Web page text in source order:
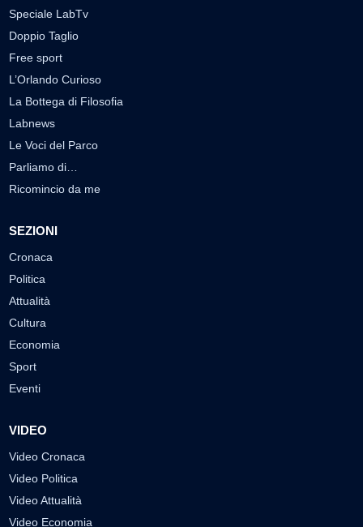
Speciale LabTv
Doppio Taglio
Free sport
L’Orlando Curioso
La Bottega di Filosofia
Labnews
Le Voci del Parco
Parliamo di…
Ricomincio da me
SEZIONI
Cronaca
Politica
Attualità
Cultura
Economia
Sport
Eventi
VIDEO
Video Cronaca
Video Politica
Video Attualità
Video Economia